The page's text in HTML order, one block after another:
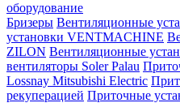
оборудование
Бризеры Вентиляционные
установки VENTMACHINE
ZILON Вентиляционные
вентиляторы Soler Palau
Lossnay Mitsubishi Electric
рекуперацией Приточные